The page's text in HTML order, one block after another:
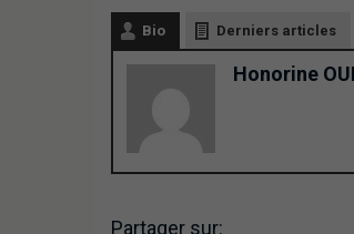
Bio Derniers articles
Honorine
Partager sur: